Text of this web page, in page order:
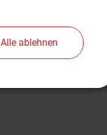
kofinanziert. Die
und bayerischen
des ländlichen
Alle ablehnen
Alle ablehnen